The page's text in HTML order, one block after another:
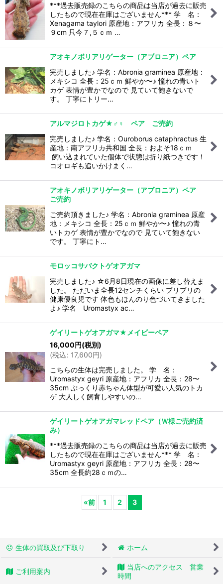
***過去販売録のこちらの商品は当店が過去に販売
したもので現在在庫はございません*** 学 名：
Xenagama taylori 原産地：アフリカ 全長：８〜
９cm 只今７,５ｃｍ …
アオキノボリアリゲーター（アブロニア）ペア
完売しました♪ 学名：Abronia graminea 原産地：
メキシコ 全長：25ｃｍ 鮮やか〜♪ 憧れの青いト
カゲ 表情が豊かでなので 見ていて飽きないで
す。 丁寧にトリー…
アルマジロトカゲ★♂♀ ペア ご売約
完売しました♪ 学名：Ouroborus cataphractus 生
産地：南アフリカ共和国 全長：およそ18ｃｍ
飼い込まれていた個体で状態は折り紙つきです！
コオロギも追いかけまく…
アオキノボリアリゲーター（アブロニア）ペア
ご売約
ご売約頂きました♪ 学名：Abronia graminea 原産
地：メキシコ 全長：25ｃｍ 鮮やか〜♪ 憧れの青
いトカゲ 表情が豊かでなので 見ていて飽きない
です。 丁寧にト…
モロッコサバクトゲオアガマ
完売しました♪ ☆6月8日現在の画像に差し替えま
した。 ただいま全長12センチくらい プリプリの
健康優良児です 体色もほんのり色づいてきました
よ♪ 学名 Uromastyx ac…
ゲイリートゲオアガマ★メイビーペア
16,000円(税別)
(税込: 17,600円)
こちらの生体は完売しました。 学 名：
Uromastyx geyri 原産地：アフリカ 全長：28〜
35cm ぷっくり赤ちゃん体型が可愛い人気のトカ
ゲ 大人しく飼育しやすいの…
ゲイリートゲオアガマレッドペア（Ｗ様ご売約済
み）
***過去販売録のこちらの商品は当店が過去に販売
したもので現在在庫はございません*** 学 名：
Uromastyx geyri 原産地：アフリカ 全長：28〜
35cm 全長約28ｃｍの…
«前 1 2 3
生体の買取及び下取り ホーム
ご利用案内
当店へのアクセス 営業
時間